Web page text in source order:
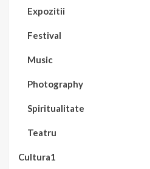
Expozitii
Festival
Music
Photography
Spiritualitate
Teatru
Cultura1